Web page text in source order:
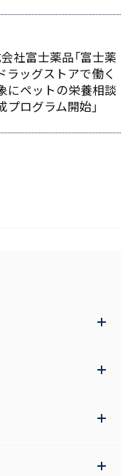
社富士薬品「富士薬
ラッグストアで働く
にペットの栄養相談
ログラム開始」